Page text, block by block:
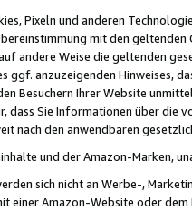
Pixeln und anderen
mit den
andere Weise die geltenden
ggf. anzuzeigenden Hinweises,
Besuchern Ihrer Website
dass Sie Informationen über die
nach den anwendbaren
und der Amazon-Marken,
sich nicht an Werbe-,
einer Amazon-Website oder